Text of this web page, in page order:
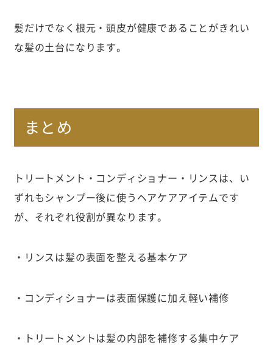
髪だけでなく根元・頭皮が健康であることがきれい
な髪の土台になります。
まとめ
トリートメント・コンディショナー・リンスは、い
ずれもシャンプー後に使うヘアケアアイテムです
が、それぞれ役割が異なります。
・リンスは髪の表面を整える基本ケア
・コンディショナーは表面保護に加え軽い補修
・トリートメントは髪の内部を補修する集中ケア